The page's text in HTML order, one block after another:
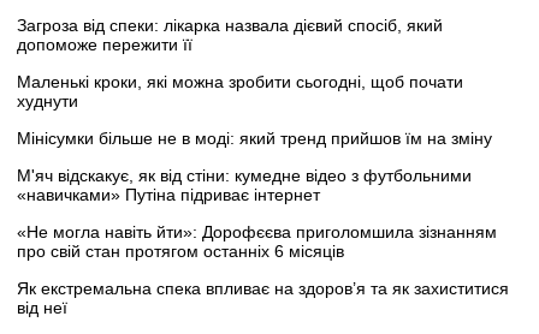
Загроза від спеки: лікарка назвала дієвий спосіб, який
допоможе пережити її
Маленькі кроки, які можна зробити сьогодні, щоб почати
худнути
Мінісумки більше не в моді: який тренд прийшов їм на зміну
М'яч відскакує, як від стіни: кумедне відео з футбольними
«навичками» Путіна підриває інтернет
«Не могла навіть йти»: Дорофєєва приголомшила зізнанням
про свій стан протягом останніх 6 місяців
Як екстремальна спека впливає на здоров’я та як захиститися
від неї